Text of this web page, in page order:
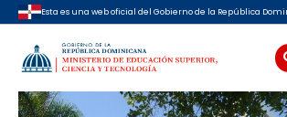
al
contenido
Esta es una web oficial del Gobierno de la República
Buscar
Navegación
de
entradas